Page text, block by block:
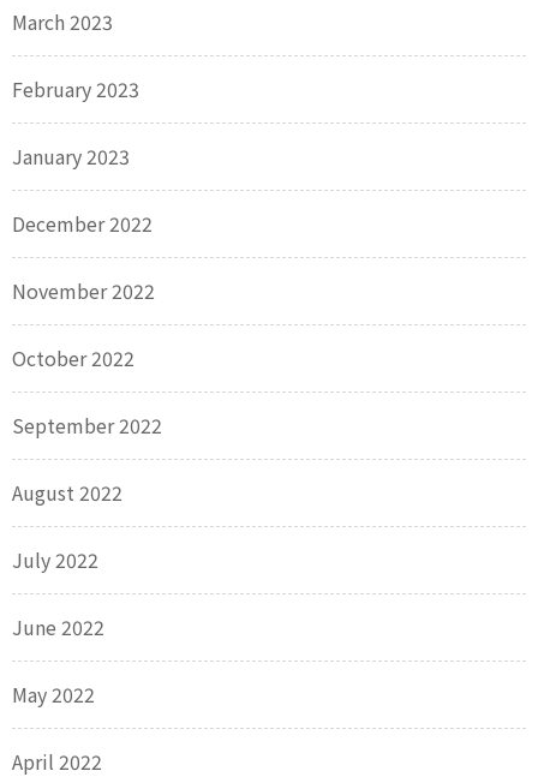
March 2023
February 2023
January 2023
December 2022
November 2022
October 2022
September 2022
August 2022
July 2022
June 2022
May 2022
April 2022